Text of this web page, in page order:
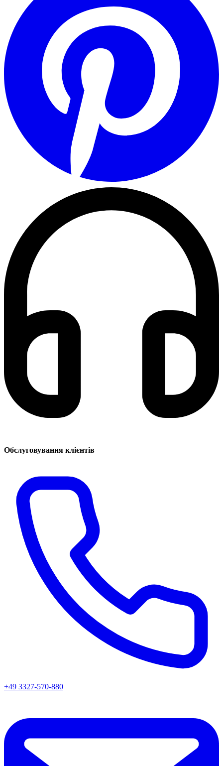
Обслуговування клієнтів
+49 3327-570-880